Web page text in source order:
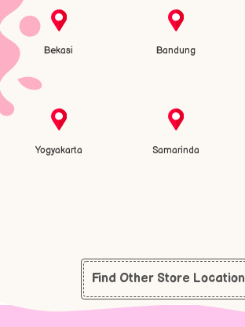
Bekasi Bandung
Yogyakarta Samarinda
Find Other Store Location